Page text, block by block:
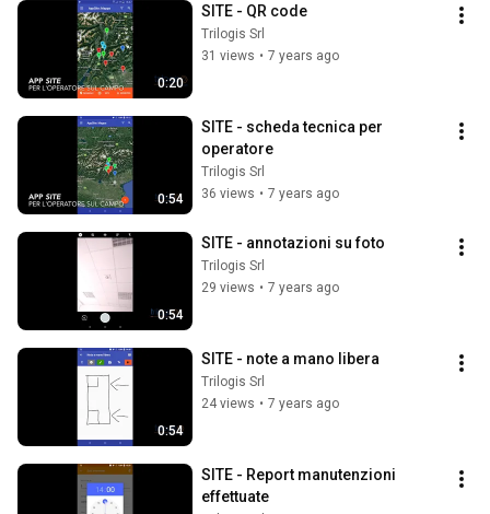
0:20
SITE - QR code
Trilogis Srl
31 views • 7 years ago
0:54
SITE - scheda tecnica per
operatore
Trilogis Srl
36 views • 7 years ago
0:54
SITE - annotazioni su foto
Trilogis Srl
29 views • 7 years ago
0:54
SITE - note a mano libera
Trilogis Srl
24 views • 7 years ago
SITE - Report manutenzioni
effettuate